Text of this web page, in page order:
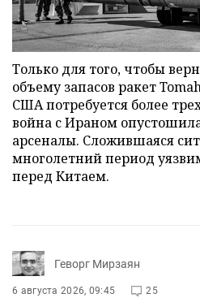
Только для того, чтобы
объему запасов ракет
США потребуется более
война с Ираном
арсеналы. Сложившаяся
многолетний период
перед Китаем.
Геворг Мирзаян
6 августа 2026, 09:45 25